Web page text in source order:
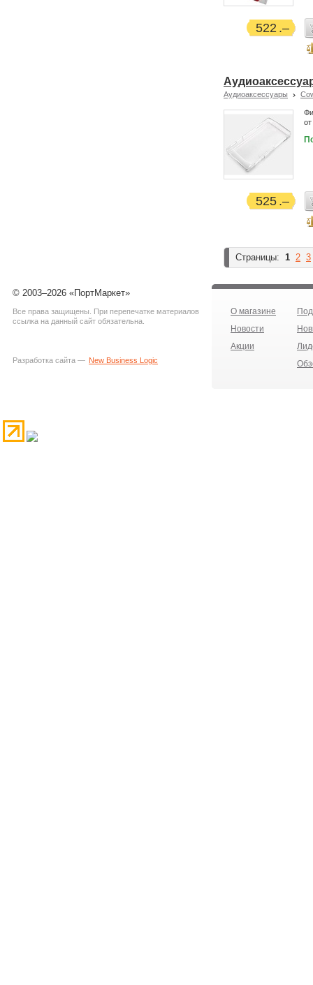
522
Аудиоаксессуары
525
Страницы: 1 2 3
© 2003–2026 «ПортМаркет»
Все права защищены. При перепечатке материалов
ссылка на данный сайт обязательна.
Разработка сайта — New Business Logic
О магазине
Новости
Акции